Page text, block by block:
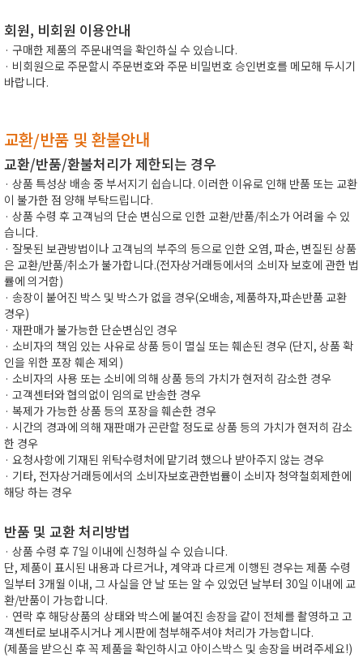
회원, 비회원 이용안내
· 구매한 제품의 주문내역을 확인하실 수 있습니다.
· 비회원으로 주문할시 주문번호와 주문 비밀번호 승인번호를 메모해 두시기
바랍니다.
교환/반품 및 환불안내
교환/반품/환불처리가 제한되는 경우
· 상품 특성상 배송 중 부서지기 쉽습니다. 이러한 이유로 인해 반품 또는 교환
이 불가한 점 양해 부탁드립니다.
· 상품 수령 후 고객님의 단순 변심으로 인한 교환/반품/취소가 어려울 수 있
습니다.
· 잘못된 보관방법이나 고객님의 부주의 등으로 인한 오염, 파손, 변질된 상품
은 교환/반품/취소가 불가합니다.(전자상거래등에서의 소비자 보호에 관한 법
률에 의거함)
· 송장이 붙어진 박스 및 박스가 없을 경우(오배송, 제품하자,파손반품 교환
경우)
· 재판매가 불가능한 단순변심인 경우
· 소비자의 책임 있는 사유로 상품 등이 멸실 또는 훼손된 경우 (단지, 상품 확
인을 위한 포장 훼손 제외)
· 소비자의 사용 또는 소비에 의해 상품 등의 가치가 현저히 감소한 경우
· 고객센터와 협의없이 임의로 반송한 경우
· 복제가 가능한 상품 등의 포장을 훼손한 경우
· 시간의 경과에 의해 재판매가 곤란할 정도로 상품 등의 가치가 현저히 감소
한 경우
· 요청사항에 기재된 위탁수령처에 맡기려 했으나 받아주지 않는 경우
· 기타, 전자상거래등에서의 소비자보호관한법률이 소비자 청약철회제한에
해당 하는 경우
반품 및 교환 처리방법
· 상품 수령 후 7일 이내에 신청하실 수 있습니다.
단, 제품이 표시된 내용과 다르거나, 계약과 다르게 이행된 경우는 제품 수령
일부터 3개월 이내, 그 사실을 안 날 또는 알 수 있었던 날부터 30일 이내에 교
환/반품이 가능합니다.
· 연락 후 해당상품의 상태와 박스에 붙여진 송장을 같이 전체를 촬영하고 고
객센터로 보내주시거나 게시판에 첨부해주셔야 처리가 가능합니다.
(제품을 받으신 후 꼭 제품을 확인하시고 아이스박스 및 송장을 버려주세요!)